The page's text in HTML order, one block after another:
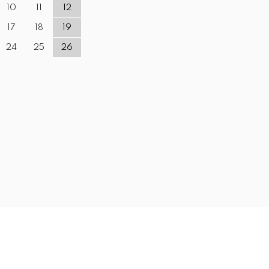
10 12
17 18 19
24 25 26